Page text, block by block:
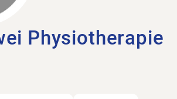
Physiotherapie